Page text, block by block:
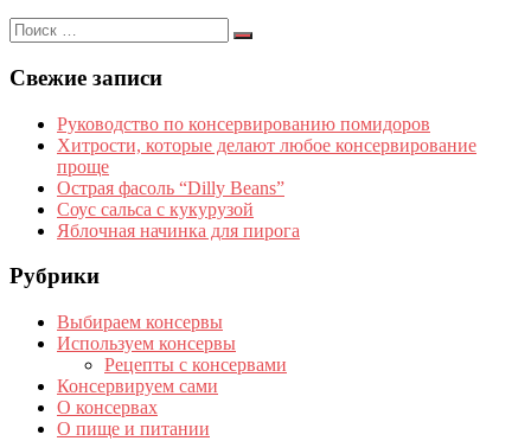
Поиск
по:
Поиск
Свежие записи
Руководство по консервированию помидоров
Хитрости, которые делают любое консервирование
проще
Острая фасоль “Dilly Beans”
Соус сальса с кукурузой
Яблочная начинка для пирога
Рубрики
Выбираем консервы
Используем консервы
Рецепты с консервами
Консервируем сами
О консервах
О пище и питании